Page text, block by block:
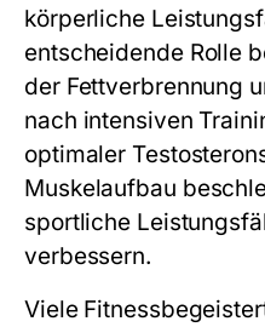
körperliche
entscheidende Rolle
der Fettverbrennung
nach intensiven
optimaler
Muskelaufbau
sportliche
verbessern.
Viele